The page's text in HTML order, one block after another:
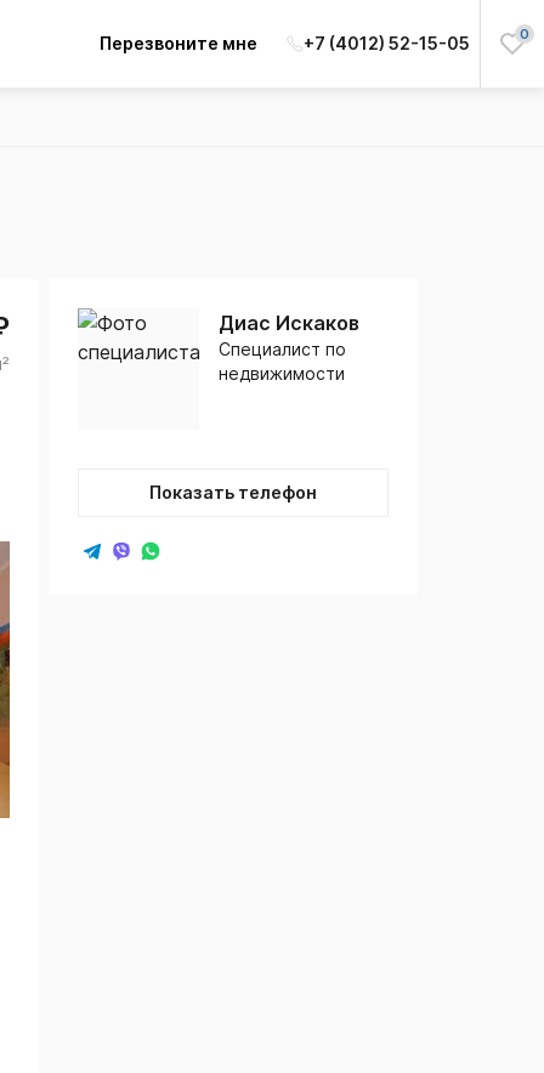
Перезвоните мне +7 (4012) 52-15-05 0
Диас Искаков
Специалист по
недвижимости
Показать телефон